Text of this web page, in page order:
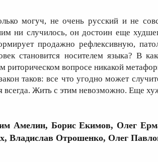
могуч, не очень русский и не
ни случилось, он достоин еще
продажно рефлексивную,
становится носителем языка? В
риторическом вопросе никакой
таков: все что угодно может
всегда. Жить с этим невозможно. Еще
Амелин, Борис Екимов, Олег
Владислав Отрошенко, Олег